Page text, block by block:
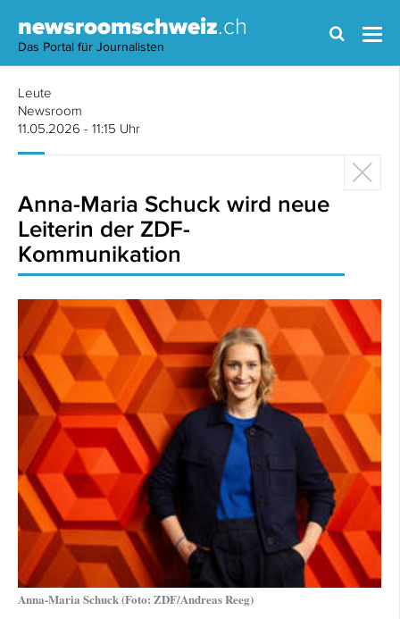
newsroomschweiz.ch
Das Portal für Journalisten
Leute
Newsroom
11.05.2026 - 11:15 Uhr
Anna-Maria Schuck wird neue
Leiterin der ZDF-
Kommunikation
Anna-Maria Schuck (Foto: ZDF/Andreas Reeg)